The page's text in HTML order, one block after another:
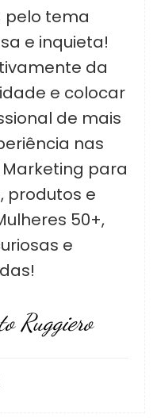
pelo tema
e inquieta!
da
e colocar
de mais
nas
para
produtos e
50+,
e
Ruggiero